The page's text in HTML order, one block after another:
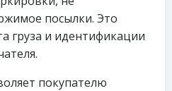
посылки. Это
груза и идентификации
покупателю